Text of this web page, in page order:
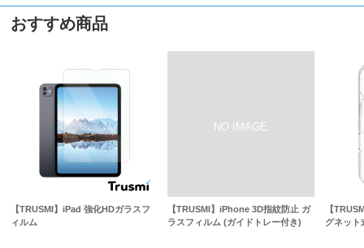
おすすめ商品
【TRUSMI】iPad 強化HDガラスフ
ィルム
【TRUSMI】iPhone 3D指紋防止 ガ
ラスフィルム (ガイドトレー付き)
【
グネット